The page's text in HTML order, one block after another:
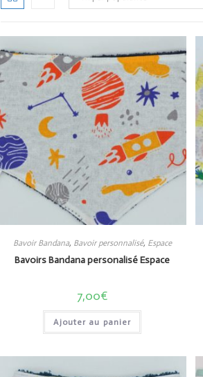
Bavoir Bandana, Bavoir personnalisé, Espace
Bavoirs Bandana personalisé Espace
7,00€
Ajouter au panier